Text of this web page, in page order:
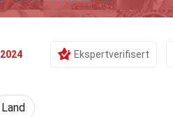
Ekspertverifisert
Land